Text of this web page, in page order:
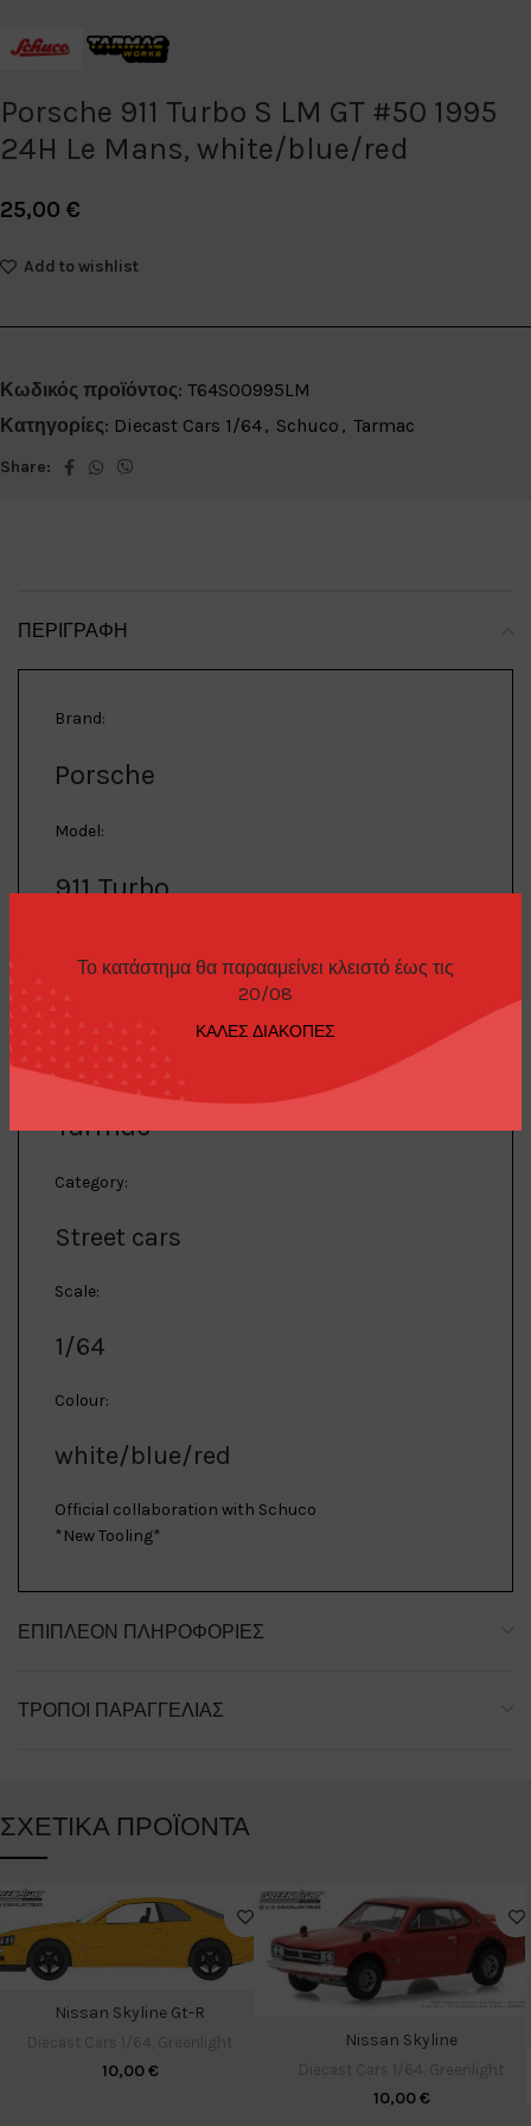
Το κατάστημα θα παρααμείνει κλειστό έως τις
20/08
ΚΑΛΕΣ ΔΙΑΚΟΠΕΣ
Porsche 911 Turbo S LM GT #50 1995
24H Le Mans, white/blue/red
25,00 €
Add to wishlist
Κωδικός προϊόντος: T64S00995LM
Κατηγορίες: Diecast Cars 1/64, Schuco , Tarmac
Share:
ΠΕΡΙΓΡΑΦΉ
Brand:
Porsche
Model:
911 Turbo
Porsche 911 Turbo S LM GT #50 1995 24H Le Mans,
white/blue/red
Manufacturer:
Tarmac
Category:
Street cars
Scale:
1/64
Colour:
white/blue/red
Official collaboration with Schuco
*New Tooling*
ΕΠΙΠΛΈΟΝ ΠΛΗΡΟΦΟΡΊΕΣ
ΤΡΌΠΟΙ ΠΑΡΑΓΓΕΛΊΑΣ
ΣΧΕΤΙΚΆ ΠΡΟΪΌΝΤΑ
Nissan Skyline Gt-R
10,00€
Nissan Skyline
10,00€